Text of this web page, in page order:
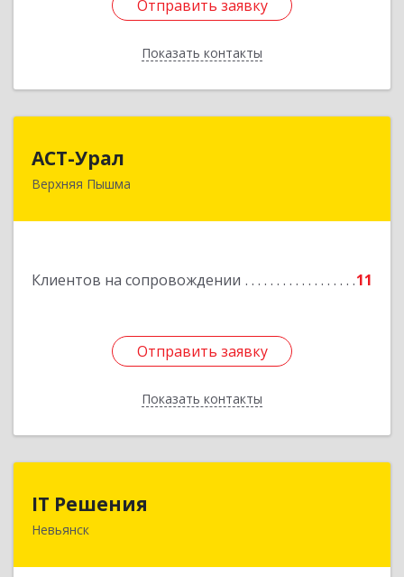
Отправить заявку
Показать контакты
Отправить заявку
Назад
АСТ-Урал
Верхняя Пышма
Клиентов на сопровождении 11
Отправить заявку
Показать контакты
624090, Свердловская обл, Верхняя Пышма г,
Отправить заявку
Назад
IT Решения
Невьянск